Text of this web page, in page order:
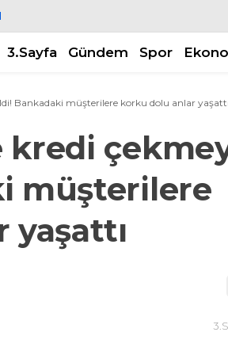
3.Sayfa Gündem Spor
Bankadaki müşterilere korku dolu anlar yaşattı
kredi
müşterilere